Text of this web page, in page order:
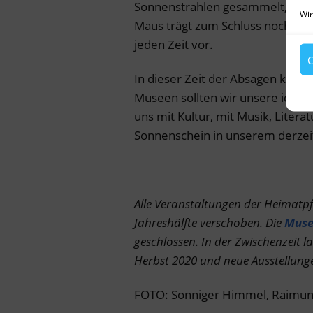
Sonnenstrahlen gesammelt, die
Maus trägt zum Schluss noch
jeden Zeit vor.
In dieser Zeit der Absagen
Museen sollten wir unsere
uns mit Kultur, mit Musik,
Sonnenschein in unserem
Alle Veranstaltungen der
Jahreshälfte verschoben. Die
geschlossen. In der Zwischenzeit
Herbst 2020 und neue
FOTO: Sonniger Himmel,